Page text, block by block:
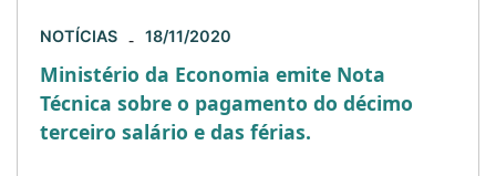
NOTÍCIAS - 18/11/2020
Ministério da Economia emite Nota
Técnica sobre o pagamento do décimo
terceiro salário e das férias.